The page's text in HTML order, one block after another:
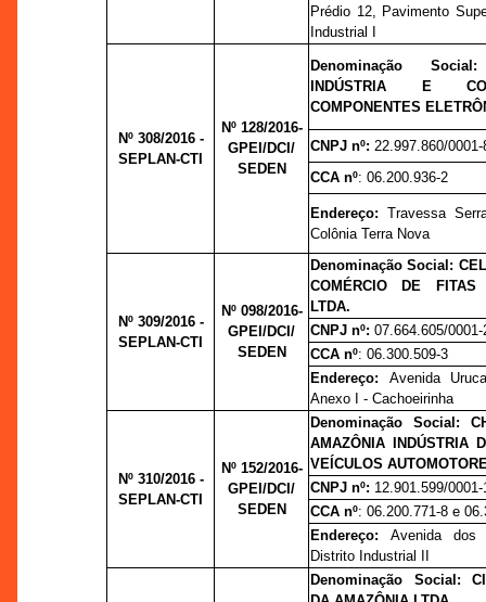
Prédio 12, Pavimento
Industrial I
Nº 308/2016 -
SEPLAN-CTI
Nº 128/2016-
GPEI/DCI/
SEDEN
Denominação
INDÚSTRIA E
COMPONENTES
CNPJ nº:22.997.860/0001-
CCA nº: 06.200.936-2
Endereço:Travessa
Colônia Terra Nova
Nº 309/2016 -
SEPLAN-CTI
Nº 098/2016-
GPEI/DCI/
SEDEN
Denominação Social:
COMÉRCIO DE
LTDA.
CNPJ nº:07.664.605/0001-
CCA nº: 06.300.509-3
Endereço: Avenida
Anexo I - Cachoeirinha
Nº 310/2016 -
SEPLAN-CTI
Nº 152/2016-
GPEI/DCI/
SEDEN
Denominação Social:
AMAZÔNIA INDÚSTRIA
VEÍCULOS
CNPJ nº: 12.901.599/0001-
CCA nº: 06.200.771-8 e
Endereço:Avenida
Distrito Industrial II
Denominação Social: